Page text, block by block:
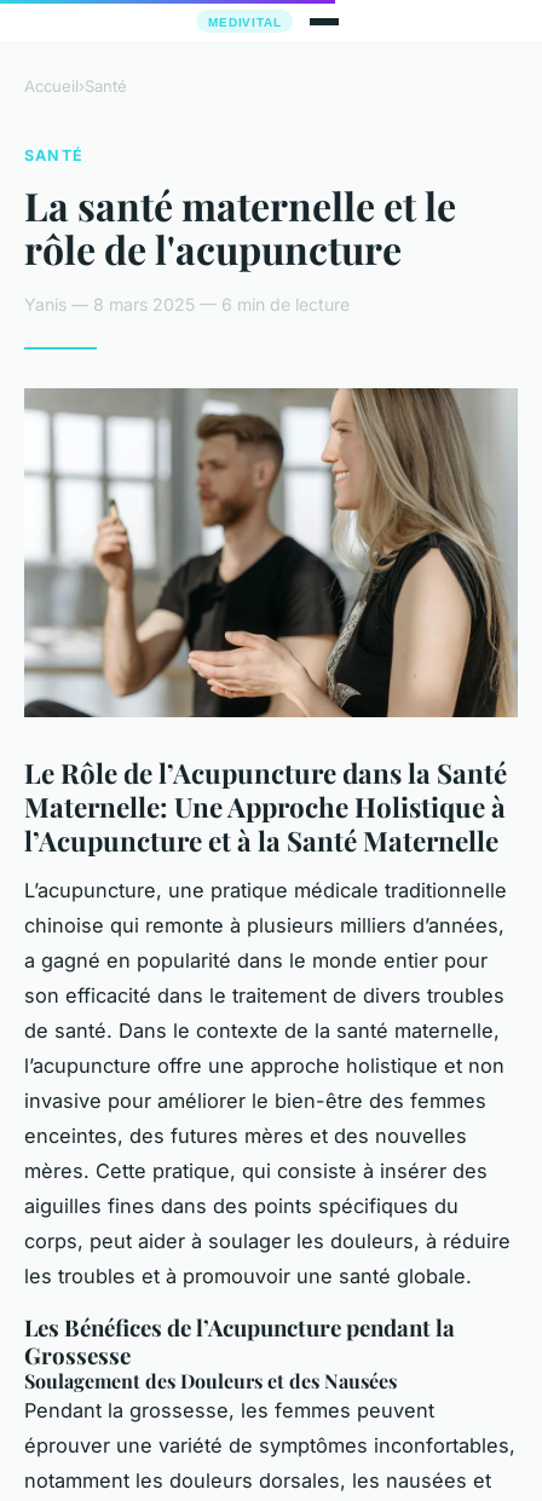
Accueil›Santé
SANTÉ
La santé maternelle et le
rôle de l'acupuncture
Yanis — 8 mars 2025 — 6 min de lecture
Le Rôle de l’Acupuncture dans la Santé
Maternelle: Une Approche Holistique à
l’Acupuncture et à la Santé Maternelle
L’acupuncture, une pratique médicale traditionnelle
chinoise qui remonte à plusieurs milliers d’années,
a gagné en popularité dans le monde entier pour
son efficacité dans le traitement de divers troubles
de santé. Dans le contexte de la santé maternelle,
l’acupuncture offre une approche holistique et non
invasive pour améliorer le bien-être des femmes
enceintes, des futures mères et des nouvelles
mères. Cette pratique, qui consiste à insérer des
aiguilles fines dans des points spécifiques du
corps, peut aider à soulager les douleurs, à réduire
les troubles et à promouvoir une santé globale.
Les Bénéfices de l’Acupuncture pendant la
Grossesse
Soulagement des Douleurs et des Nausées
Pendant la grossesse, les femmes peuvent
éprouver une variété de symptômes inconfortables,
notamment les douleurs dorsales, les nausées et